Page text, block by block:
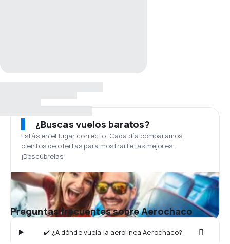
¿Buscas vuelos baratos?
Estás en el lugar correcto. Cada día comparamos
cientos de ofertas para mostrarte las mejores.
¡Descúbrelas!
Preguntas frecuentes sobre Aerochaco
✔️ ¿A dónde vuela la aerolínea Aerochaco?